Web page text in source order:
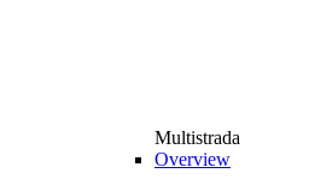
Multistrada
Overview